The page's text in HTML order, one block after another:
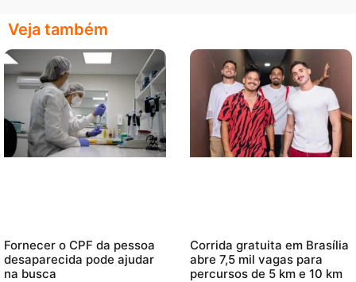
Veja também
Fornecer o CPF da pessoa
desaparecida pode ajudar
na busca
Corrida gratuita em Brasília
abre 7,5 mil vagas para
percursos de 5 km e 10 km